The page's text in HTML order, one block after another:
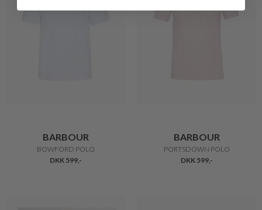
BARBOUR
BOWFORD POLO
DKK 599,-
BARBOUR
PORTSDOWN POLO
DKK 599,-